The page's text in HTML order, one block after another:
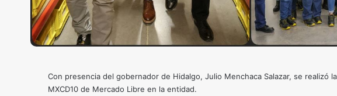
Con presencia del gobernador de Hidalgo, Julio Menchaca Salazar, se realizó
MXCD10 de Mercado Libre en la entidad.